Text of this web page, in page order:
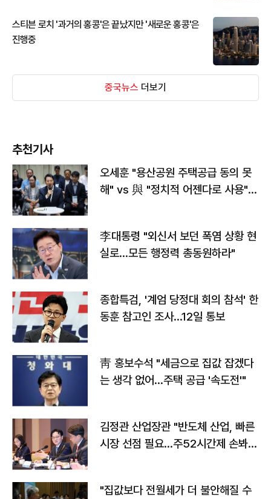
스티븐 로치 '과거의 홍콩'은 끝났지만 '새로운 홍콩'은
진행중
중국뉴스 더보기
추천기사
오세훈 "용산공원 주택공급 동의 못
해" vs 與 "정치적 어젠다로 사용"
李대통령 "외신서 보던 폭염 상황 현
실로…모든 행정력 총동원하라"
종합특검, '계엄 당정대 회의 참석' 한
동훈 참고인 조사...12일 통보
靑 홍보수석 "세금으로 집값 잡겠다
는 생각 없어…주택 공급 '속도전'"
김정관 산업장관 "반도체 산업, 빠른
시장 선점 필요…주52시간제 손봐
"집값보다 전월세가 더 불안해질 수